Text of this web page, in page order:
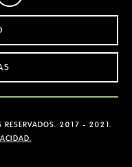
RESERVADOS. 2017 - 2021.